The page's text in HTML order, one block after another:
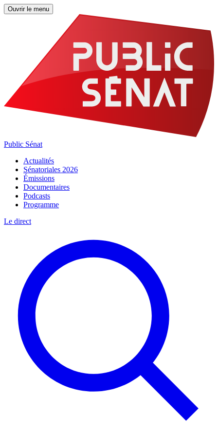
Ouvrir le menu
Public Sénat
Actualités
Sénatoriales 2026
Émissions
Documentaires
Podcasts
Programme
Le direct